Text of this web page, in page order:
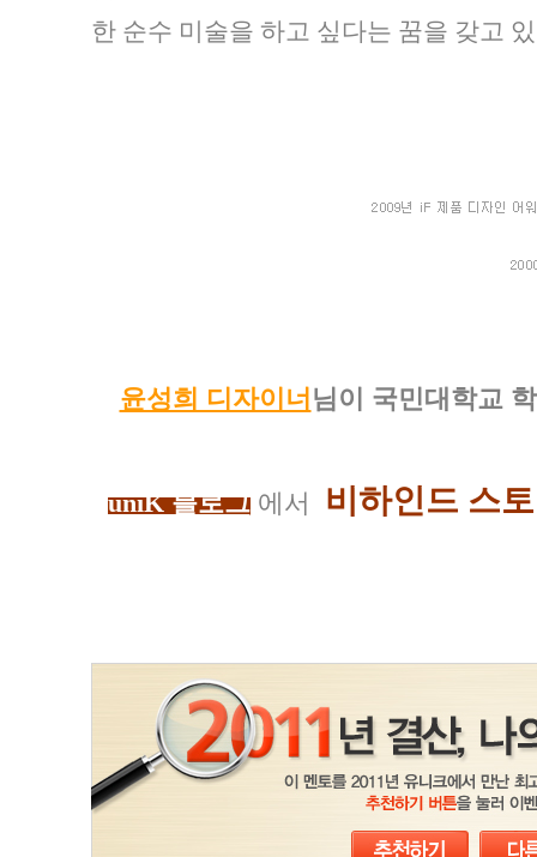
한 순수 미술을 하고 싶다는 꿈을 갖고
윤성희 디자이너 님이 국민대학교
uniK 블로그 에서 비하인드 스